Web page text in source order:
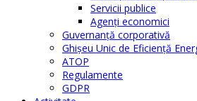
Servicii publice
Agenţi economici
Guvernanță corporativă
Ghişeu Unic de Eficienţă
ATOP
Regulamente
GDPR